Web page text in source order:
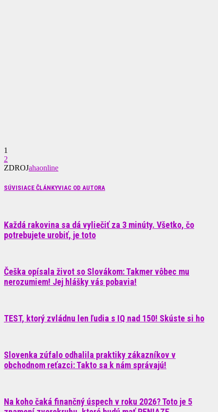
1
2
ZDROJahaonline
SÚVISIACE ČLÁNKYVIAC OD AUTORA
Každá rakovina sa dá vyliečiť za 3 minúty. Všetko, čo
potrebujete urobiť, je toto
Češka opísala život so Slovákom: Takmer vôbec mu
nerozumiem! Jej hlášky vás pobavia!
TEST, ktorý zvládnu len ľudia s IQ nad 150! Skúste si ho
Slovenka zúfalo odhalila praktiky zákazníkov v
obchodnom reťazci: Takto sa k nám správajú!
Na koho čaká finančný úspech v roku 2026? Toto je 5